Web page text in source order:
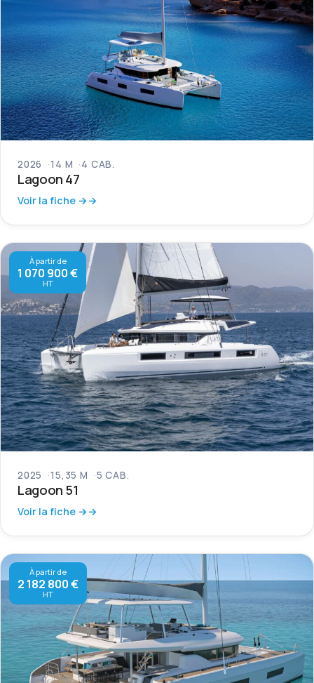
2026 14 M 4 CAB.
Lagoon 47
Voir la fiche →
À partir de
1 070 900 €
HT
2025 15,35 M 5 CAB.
Lagoon 51
Voir la fiche →
À partir de
2 182 800 €
HT